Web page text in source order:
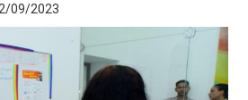
09/2023